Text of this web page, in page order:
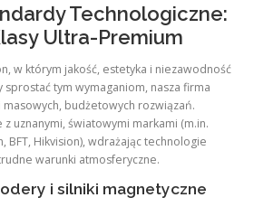
Technologiczne:
Ultra-Premium
w którym jakość, estetyka i niezawodność
tym wymaganiom, nasza firma
masowych, budżetowych rozwiązań.
z uznanymi, światowymi markami (m.in.
BFT, Hikvision), wdrażając technologie
warunki atmosferyczne.
i silniki magnetyczne